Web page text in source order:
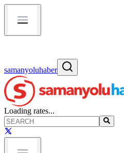
samanyoluhaber
Loading rates...